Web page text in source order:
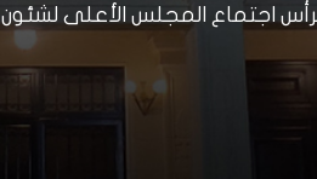
اجتماع المجلس الأعلى